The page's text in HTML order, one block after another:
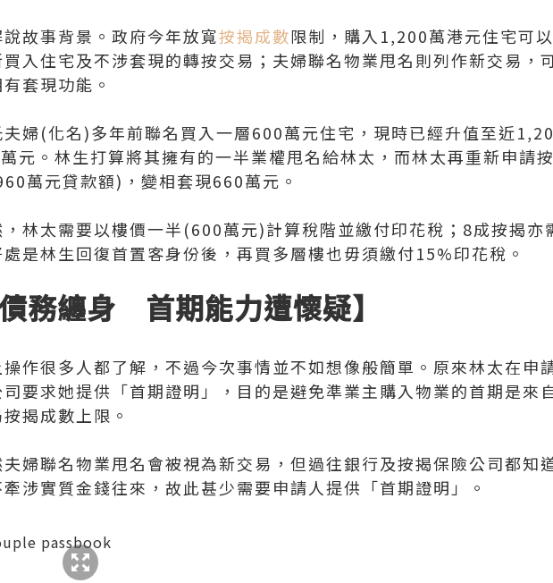
故事背景。政府今年放寬按揭成數限制，購入1,200萬港元住宅可
入住宅及不涉套現的轉按交易；夫婦聯名物業甩名則列作新交易，
套現功能。
夫婦(化名)多年前聯名買入一層600萬元住宅，現時已經升值至近
元。林生打算將其擁有的一半業權甩名給林太，而林太再重新申請
萬元貸款額)，變相套現660萬元。
，林太需要以樓價一半(600萬元)計算稅階並繳付印花稅；8成按揭亦
處是林生回復首置客身份後，再買多層樓也毋須繳付15%印花稅。
債務纏身 首期能力遭懷疑】
作很多人都了解，不過今次事情並不如想像般簡單。原來林太在申
司要求她提供「首期證明」，目的是避免準業主購入物業的首期是來
揭成數上限。
夫婦聯名物業甩名會被視為新交易，但過往銀行及按揭保險公司都知
牽涉實質金錢往來，故此甚少需要申請人提供「首期證明」。